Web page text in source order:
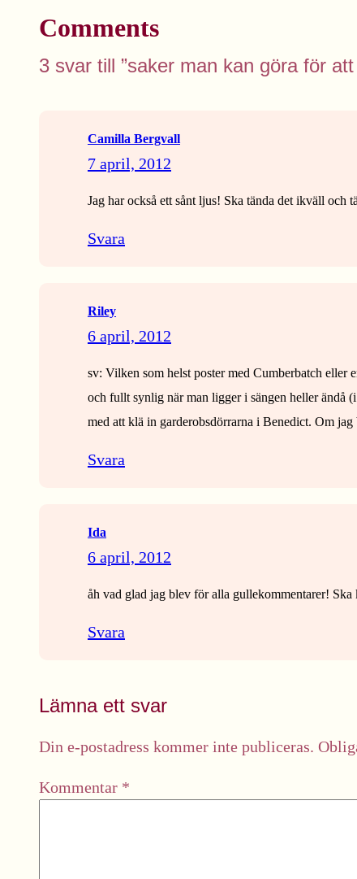
Comments
3 svar till ”saker man kan göra för
Camilla Bergvall
7 april, 2012
Jag har också ett sånt ljus! Ska tända det ikväll och
Svara
Riley
6 april, 2012
sv: Vilken som helst poster med Cumberbatch eller
och fullt synlig när man ligger i sängen heller ändå
med att klä in garderobsdörrarna i Benedict. Om
Svara
Ida
6 april, 2012
åh vad glad jag blev för alla gullekommentarer!
Svara
Lämna ett svar
Din e-postadress kommer inte publiceras.
Kommentar *